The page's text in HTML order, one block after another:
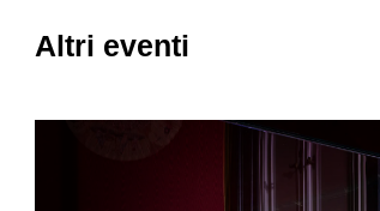
Altri eventi